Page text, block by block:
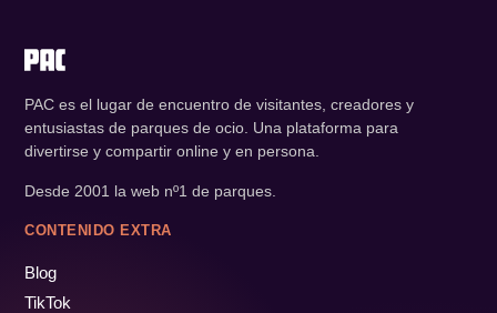
PAC es el lugar de encuentro de visitantes, creadores y
entusiastas de parques de ocio. Una plataforma para
divertirse y compartir online y en persona.
Desde 2001 la web nº1 de parques.
CONTENIDO EXTRA
Blog
TikTok